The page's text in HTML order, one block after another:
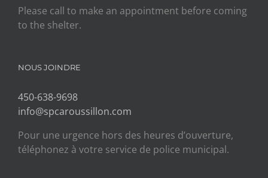
Please call to make an appointment before coming
to the shelter.
NOUS JOINDRE
450-638-9698
info@spcaroussillon.com
Pour une urgence hors des heures d’ouverture,
téléphonez à votre service de police municipal.